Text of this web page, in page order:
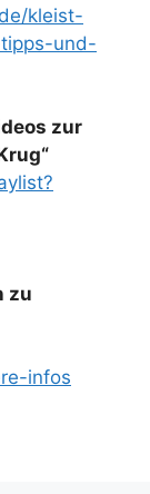
kleist-
und-
zur
zu
infos